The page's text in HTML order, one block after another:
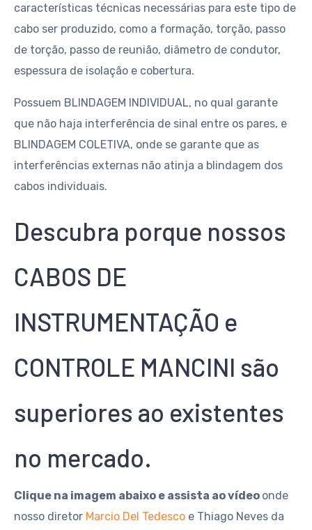
características técnicas necessárias para este tipo de
cabo ser produzido, como a formação, torção, passo
de torção, passo de reunião, diâmetro de condutor,
espessura de isolação e cobertura.
Possuem BLINDAGEM INDIVIDUAL, no qual garante
que não haja interferência de sinal entre os pares, e
BLINDAGEM COLETIVA, onde se garante que as
interferências externas não atinja a blindagem dos
cabos individuais.
Descubra porque nossos
CABOS DE
INSTRUMENTAÇÃO e
CONTROLE MANCINI são
superiores ao existentes
no mercado.
Clique na imagem abaixo e assista ao vídeo onde
nosso diretor Marcio Del Tedesco e Thiago Neves da